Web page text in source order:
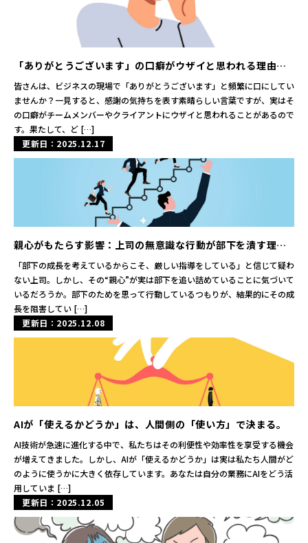
「ありがとうございます」の口癖がウザイと思われる理由と
は？ビジネスシーンでの影響を考える
皆さんは、ビジネスの現場で「ありがとうございます」と頻繁に口にしてい
ませんか？一見すると、感謝の気持ちを表す素晴らしい言葉ですが、実はそ
の口癖がチームメンバーやクライアントにウザイと思われることがあるので
す。果たして、ど […]
更新日：2025.12.17
親心がもたらす影響：上司の無意識な行動が部下を潰す理由
とは？
「部下の成長を考えているからこそ、厳しい指導をしている」と信じて疑わ
ない上司。しかし、その“親心”が実は部下を追い詰めていることに気づいて
いるだろうか。部下のためを思って行動しているつもりが、結果的にその成
長を阻害してい […]
更新日：2025.12.08
AIが「使えるかどうか」は、人間側の「使い方」で決まる。
AI技術が急速に進化する中で、私たちはその利便性や効率性を享受する機会
が増えてきました。しかし、AIが「使えるかどうか」は実は私たち人間がど
のように使うかに大きく依存しています。あなたは自分の業務にAIをどう活
用していま […]
更新日：2025.12.05